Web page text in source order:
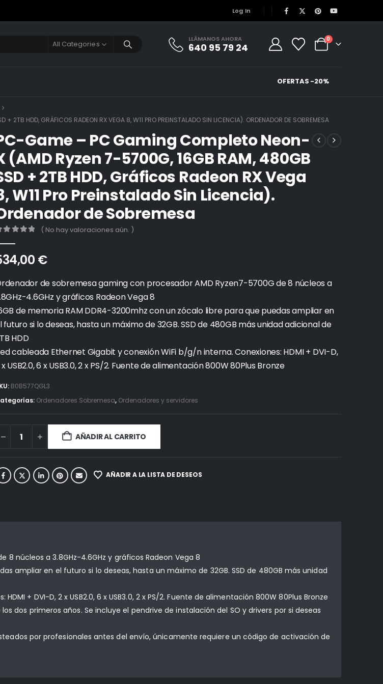
Log In
All Categories
LLÁMANOS AHORA
640 95 79 24
0
OFERTAS -20%
HDD, GRÁFICOS RADEON RX VEGA 8, W11 PRO PREINSTALADO SIN LICENCIA). ORDENADOR DE SOBREMESA
Game – PC Gaming Completo Neon-
(AMD Ryzen 7-5700G, 16GB RAM, 480GB
+ 2TB HDD, Gráficos Radeon RX Vega
W11 Pro Preinstalado Sin Licencia).
de Sobremesa
( No hay valoraciones aún. )
€
de sobremesa gaming con procesador AMD Ryzen7-5700G de 8 núcleos a
4.6GHz y gráficos Radeon Vega 8
de memoria RAM DDR4-3200mhz con un zócalo libre para que puedas ampliar en
futuro si lo deseas, hasta un máximo de 32GB. SSD de 480GB más unidad adicional de
HDD
cableada Ethernet Gigabit y conexión WiFi b/g/n interna. Conexiones: HDMI + DVI-D,
USB2.0, 6 x USB3.0, 2 x PS/2. Fuente de alimentación 800W 80Plus Bronze
B0B577QGL3
Ordenadores Sobremesa, Ordenadores y servidores
AÑADIR AL CARRITO
AÑADIR A LA LISTA DE DESEOS
núcleos a 3.8GHz-4.6GHz y gráficos Radeon Vega 8
ampliar en el futuro si lo deseas, hasta un máximo de 32GB. SSD de 480GB más unidad
+ DVI-D, 2 x USB2.0, 6 x USB3.0, 2 x PS/2. Fuente de alimentación 800W 80Plus Bronze
dos primeros años. Se incluye el pendrive de instalación del SO y drivers por si deseas
por profesionales antes del envío, únicamente requiere un código de activación de